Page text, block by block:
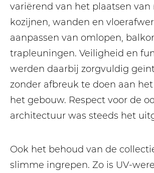
variërend van het plaatsen van
kozijnen, wanden en
aanpassen van omlopen,
trapleuningen. Veiligheid en
werden daarbij zorgvuldig
zonder afbreuk te doen aan
het gebouw. Respect voor de
architectuur was steeds het
Ook het behoud van de
slimme ingrepen. Zo is UV-